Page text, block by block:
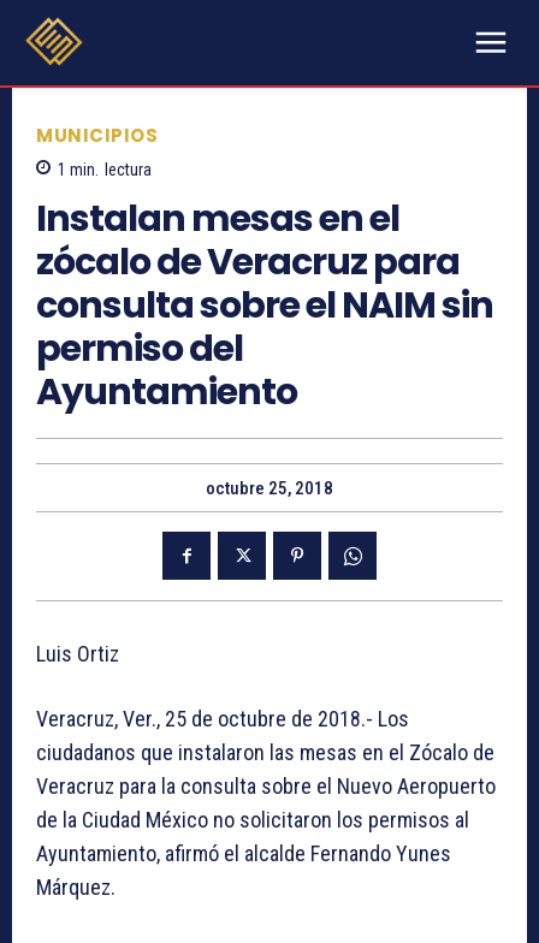
MUNICIPIOS
1 min. lectura
Instalan mesas en el
zócalo de Veracruz para
consulta sobre el NAIM sin
permiso del
Ayuntamiento
octubre 25, 2018
Luis Ortiz
Veracruz, Ver., 25 de octubre de 2018.- Los
ciudadanos que instalaron las mesas en el Zócalo de
Veracruz para la consulta sobre el Nuevo Aeropuerto
de la Ciudad México no solicitaron los permisos al
Ayuntamiento, afirmó el alcalde Fernando Yunes
Márquez.